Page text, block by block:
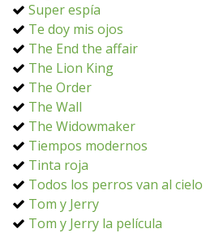
Super espía
Te doy mis ojos
The End the affair
The Lion King
The Order
The Wall
The Widowmaker
Tiempos modernos
Tinta roja
Todos los perros van al cielo
Tom y Jerry
Tom y Jerry la película